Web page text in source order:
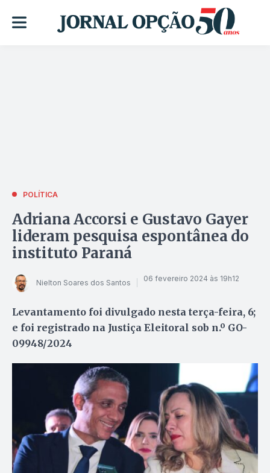
POLÍTICA
Adriana Accorsi e Gustavo Gayer
lideram pesquisa espontânea do
instituto Paraná
Nielton Soares dos Santos 06 fevereiro 2024 às 19h12
Levantamento foi divulgado nesta terça-feira, 6;
e foi registrado na Justiça Eleitoral sob n.º GO-
09948/2024